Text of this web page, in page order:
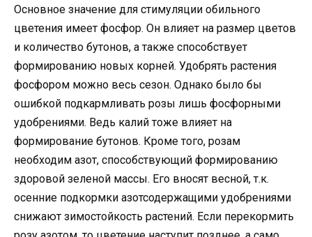
Основное значение для стимуляции обильного
цветения имеет фосфор. Он влияет на размер цветов
и количество бутонов, а также способствует
формированию новых корней. Удобрять растения
фосфором можно весь сезон. Однако было бы
ошибкой подкармливать розы лишь фосфорными
удобрениями. Ведь калий тоже влияет на
формирование бутонов. Кроме того, розам
необходим азот, способствующий формированию
здоровой зеленой массы. Его вносят весной, т.к.
осенние подкормки азотсодержащими удобрениями
снижают зимостойкость растений. Если перекормить